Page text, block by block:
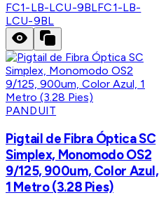
FC1-LB-LCU-9BLFC1-LB-
LCU-9BL
PANDUIT
Pigtail de Fibra Óptica SC
Simplex, Monomodo OS2
9/125, 900um, Color Azul,
1 Metro (3.28 Pies)